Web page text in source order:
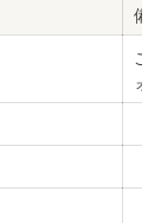
備
こ
ォ